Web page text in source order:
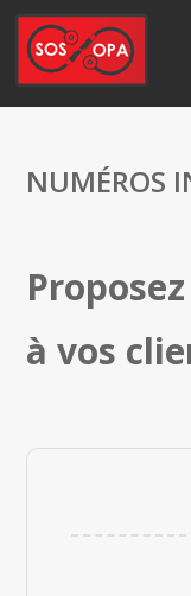
NUMÉROS
à vos